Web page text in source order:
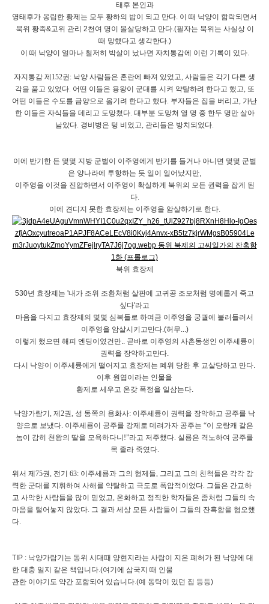
태후 본인과
영태후가 옹립한 황제는 모두 황하의 밥이 되고 만다. 이 때 낙양이 함락되면서
북위 황족&고위 관리 2천여 명이 몰살당하고 만다.(필자는 북위는 사실상 이
때 망했다고 생각한다.)
이 때 낙양이 얼마나 철저히 박살이 났나면 자치통감에 이런 기록이 있다.
자지통감 제152권: 낙양 사람들은 혼란에 빠져 있었고, 사람들은 각기 다른 생
각을 품고 있었다. 어떤 이들은 용왕이 군대를 시켜 약탈하려 한다고 했고, 또
어떤 이들은 수도를 금양으로 옮기려 한다고 했다. 부자들은 집을 버리고, 가난
한 이들은 자식들을 데리고 도망쳤다. 대부분 도망쳐 열 명 중 한두 명만 살아
남았다. 경비병은 텅 비었고, 관리들은 방치되었다.
이에 반기한 든 몇몇 지방 군벌이 이주영에게 반기를 들거나 아니면 몇몇 군벌
은 양나라에 투항하는 듯 일이 일어났지만,
이주영을 이것을 진압하면서 이주영이 확실하게 북위의 모든 권력을 잡게 된
다.
이에 견디지 못한 효장제는 이주영을 암살하기로 한다.
북위 효장제
530년 효장제는 '내가 조위 조환처럼 살판에 고귀공 조모처럼 명예롭게 죽고
싶다'라고
마음을 다지고 효장제의 몇몇 심복들로 하여금 이주영을 궁궐에 불러들러서
이주영을 암살시키고만다.(허무...)
이렇게 했으면 해피 엔딩이였건만.. 곧바로 이주영의 사촌동생인 이주세륭이
권력을 장악하고만다.
다시 낙양이 이주세륭에게 떨어지고 효장제는 폐위 당한 후 교살당하고 만다.
이후 원엽이라는 인물을
황제로 세우고 온갖 폭정을 일삼는다.
낙양가람기, 제2권, 성 동쪽의 용화사: 이주세륭이 권력을 장악하고 공주를 낙
양으로 보냈다. 이주세룡이 공주를 강제로 데려가자 공주는 “이 오랑캐 같은
놈이 감히 천왕의 딸을 모욕하다니!”라고 저주했다. 실룡은 격노하여 공주를
목 졸라 죽였다.
위서 제75권, 전기 63: 이주세룡과 그의 형제들, 그리고 그의 친척들은 각각 강
력한 군대를 지휘하여 사해를 약탈하고 극도로 폭압적이었다. 그들은 간교하
고 사악한 사람들을 많이 믿었고, 온화하고 정직한 학자들은 좀처럼 그들의 속
마음을 털어놓지 않았다. 그 결과 세상 모든 사람들이 그들의 잔혹함을 혐오했
다.
TIP : 낙양가람기는 동위 시대때 양현지라는 사람이 지은 폐허가 된 낙양에 대
한 대충 일지 같은 책입니다.(여기에 삼국지 때 인물
관한 이야기도 약간 포함되어 있습니다.(예 동탁이 있던 집 등등)